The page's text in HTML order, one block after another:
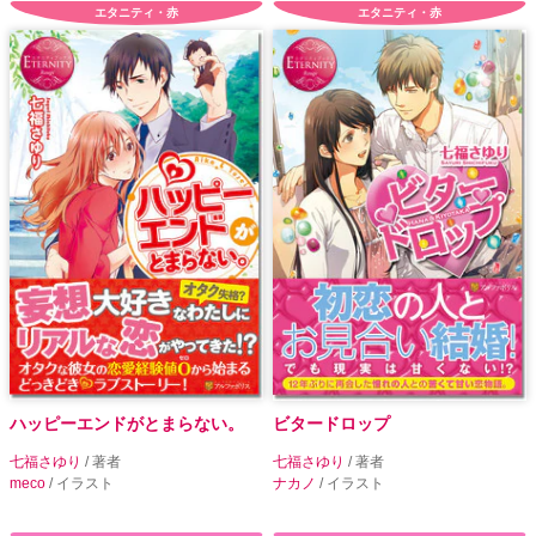
エタニティ・赤
ハッピーエンドがとまらない。
七福さゆり / 著者
meco / イラスト
エタニティ・赤
ビタードロップ
七福さゆり / 著者
ナカノ / イラスト